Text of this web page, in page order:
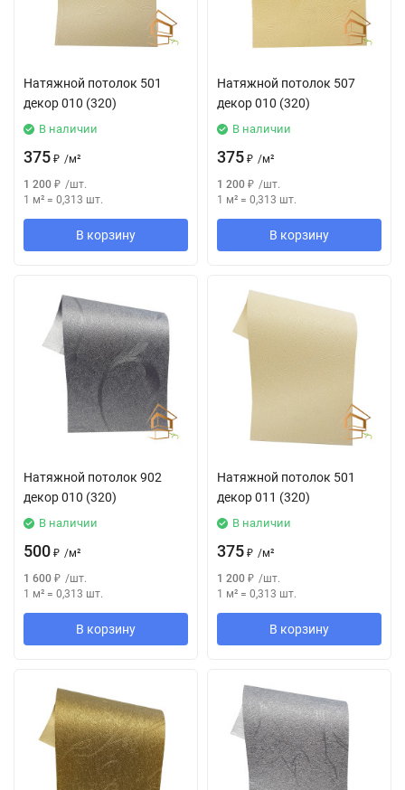
Натяжной потолок 501
декор 010 (320)
В наличии
375 ₽ /м²
1 200 ₽ /шт.
1 м² = 0,313 шт.
В корзину
Натяжной потолок 507
декор 010 (320)
В наличии
375 ₽ /м²
1 200 ₽ /шт.
1 м² = 0,313 шт.
В корзину
Натяжной потолок 902
декор 010 (320)
В наличии
500 ₽ /м²
1 600 ₽ /шт.
1 м² = 0,313 шт.
В корзину
Натяжной потолок 501
декор 011 (320)
В наличии
375 ₽ /м²
1 200 ₽ /шт.
1 м² = 0,313 шт.
В корзину